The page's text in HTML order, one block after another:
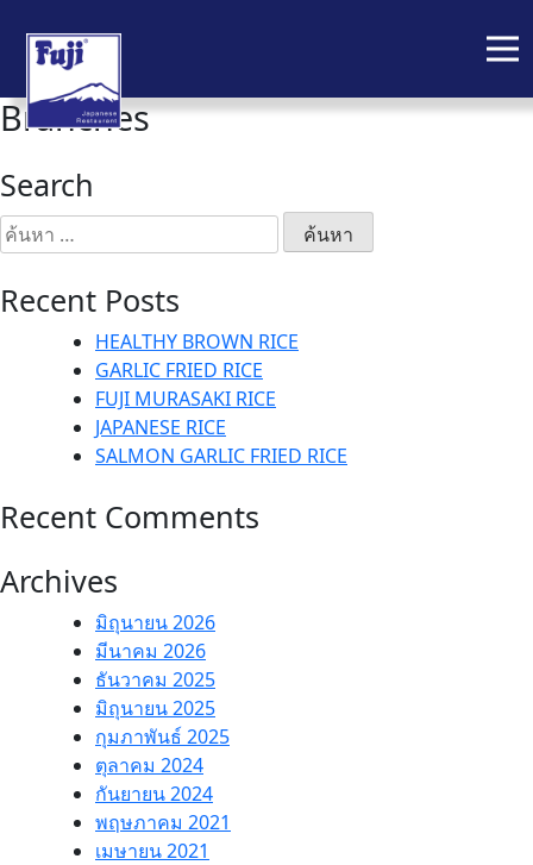
Skip
to
Branches
Search
ค้นหา
สำหรับ:
Recent Posts
HEALTHY BROWN RICE
GARLIC FRIED RICE
FUJI MURASAKI RICE
JAPANESE RICE
SALMON GARLIC FRIED RICE
Recent Comments
Archives
มิถุนายน 2026
มีนาคม 2026
ธันวาคม 2025
มิถุนายน 2025
กุมภาพันธ์ 2025
ตุลาคม 2024
กันยายน 2024
พฤษภาคม 2021
เมษายน 2021